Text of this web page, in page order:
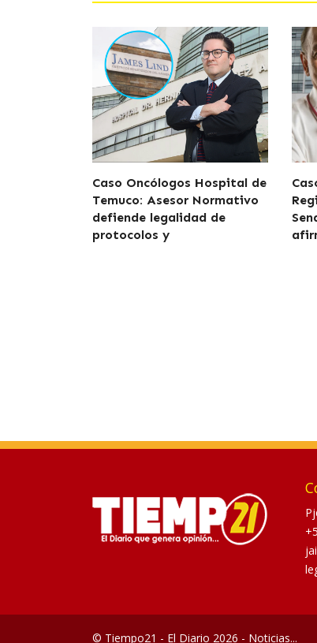
Caso Oncólogos Hospital de
Temuco: Asesor Normativo
defiende legalidad de
protocolos y
© Tiempo21 - El Diario 2026 - Noticias...